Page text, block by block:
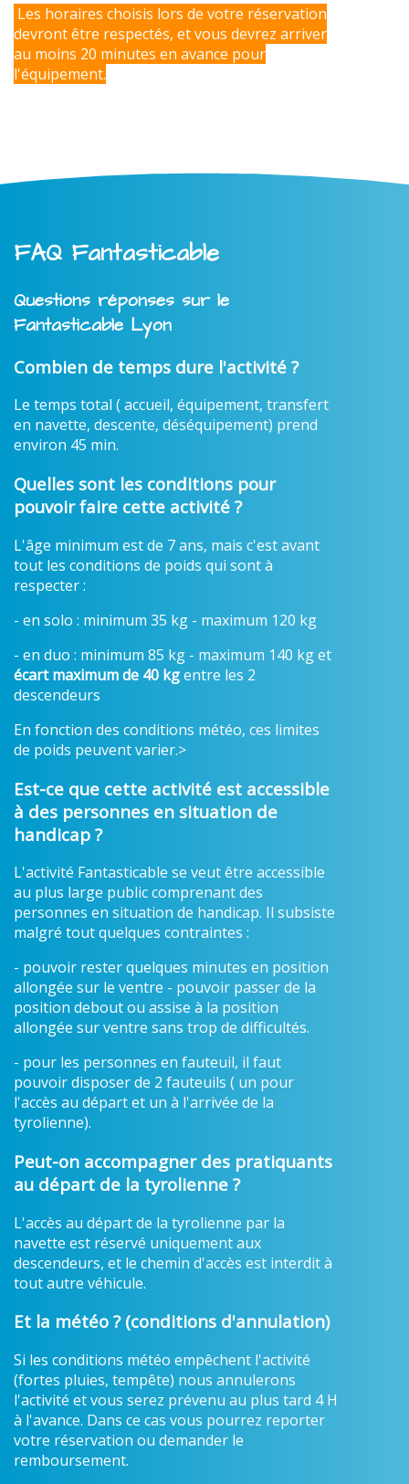
Les horaires choisis lors de votre réservation
devront être respectés, et vous devrez arriver
au moins 20 minutes en avance pour
l'équipement.
FAQ Fantasticable
Questions réponses sur le
Fantasticable Lyon
Combien de temps dure l'activité ?
Le temps total ( accueil, équipement, transfert
en navette, descente, déséquipement) prend
environ 45 min.
Quelles sont les conditions pour
pouvoir faire cette activité ?
L'âge minimum est de 7 ans, mais c'est avant
tout les conditions de poids qui sont à
respecter :
- en solo : minimum 35 kg - maximum 120 kg
- en duo : minimum 85 kg - maximum 140 kg et
écart maximum de 40 kgentre les 2
descendeurs
En fonction des conditions météo, ces limites
de poids peuvent varier.>
Est-ce que cette activité est accessible
à des personnes en situation de
handicap ?
L'activité Fantasticable se veut être accessible
au plus large public comprenant des
personnes en situation de handicap. Il subsiste
malgré tout quelques contraintes :
- pouvoir rester quelques minutes en position
allongée sur le ventre - pouvoir passer de la
position debout ou assise à la position
allongée sur ventre sans trop de difficultés.
- pour les personnes en fauteuil, il faut
pouvoir disposer de 2 fauteuils ( un pour
l'accès au départ et un à l'arrivée de la
tyrolienne).
Peut-on accompagner des pratiquants
au départ de la tyrolienne ?
L'accès au départ de la tyrolienne par la
navette est réservé uniquement aux
descendeurs, et le chemin d'accès est interdit à
tout autre véhicule.
Et la météo ? (conditions d'annulation)
Si les conditions météo empêchent l'activité
(fortes pluies, tempête) nous annulerons
l'activité et vous serez prévenu au plus tard 4 H
à l'avance. Dans ce cas vous pourrez reporter
votre réservation ou demander le
remboursement.